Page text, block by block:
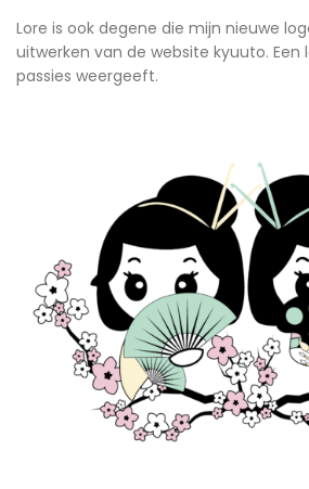
Lore is ook degene die mijn nieuwe
uitwerken van de website kyuuto. Een
passies weergeeft.